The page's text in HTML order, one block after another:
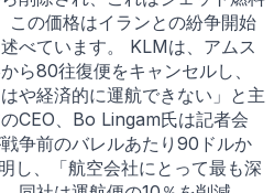
の価格はイランとの紛争開始
べています。 KLMは、アムス
ら80往復便をキャンセルし、
や経済的に運航できない」と主
CEO、Bo Lingam氏は記者会
争前のバレルあたり90ドルか
し、「航空会社にとって最も深